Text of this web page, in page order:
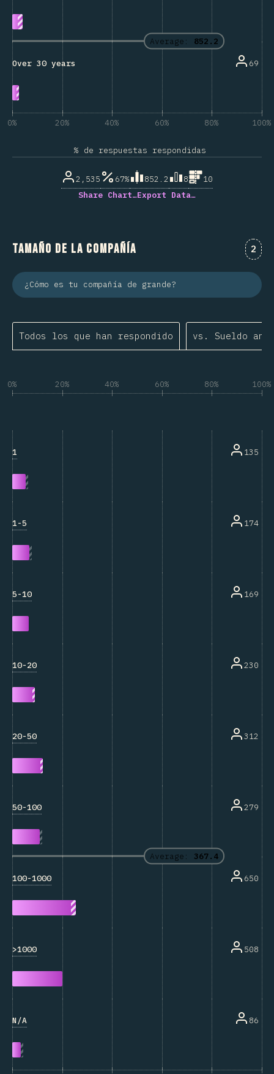
Average: 852.2
Over 30 years 69
0% 20% 40% 60% 80% 100%
% de respuestas respondidas
2,535 67% 852.2 8
10
Share Chart…Export Data…
Tamaño de la compañía 2
¿Cómo es tu compañía de grande?
Todos los que han respondido vs. Sueldo
0% 20% 40% 60% 80% 100%
Average: 367.4
1 135
1-5 174
5-10 169
10-20 230
20-50 312
50-100 279
100-1000 650
>1000 508
N/A 86